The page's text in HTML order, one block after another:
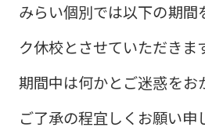
みらい個別では以下の期間
ク休校とさせていただきま
期間中は何かとご迷惑をお
ご了承の程宜しくお願い申